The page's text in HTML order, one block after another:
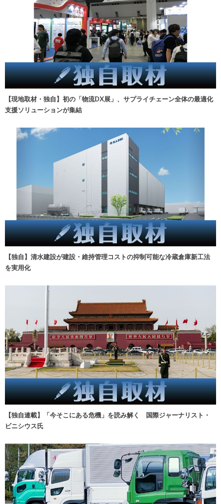
【現地取材・独自】初の「物流DX展」、サプライチェーン全体の最適化
支援ソリューションが集結
【独自】清水建設が建設・維持管理コストの抑制可能な冷蔵倉庫新工法
を実用化
【独自連載】「今そこにある危機」を読み解く 国際ジャーナリスト・
ビニシウス氏